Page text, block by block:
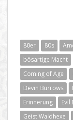
80er 80s
bösartige Macht
Coming of Age
Devin Burrows
Erinnerung
Evil
Geist Waldhexe